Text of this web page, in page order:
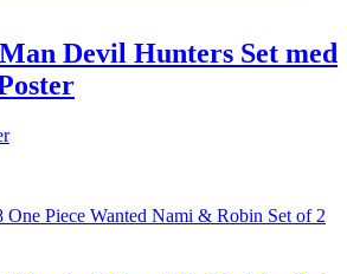
Devil Hunters Set med